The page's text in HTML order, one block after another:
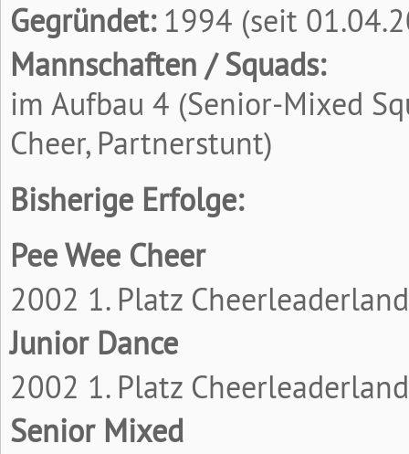
Gegründet:1994 (seit
Mannschaften / Squads:
im Aufbau 4 (Senior-Mixed
Cheer, Partnerstunt)
Bisherige Erfolge:
Pee Wee Cheer
2002 1. Platz
Junior Dance
2002 1. Platz
Senior Mixed